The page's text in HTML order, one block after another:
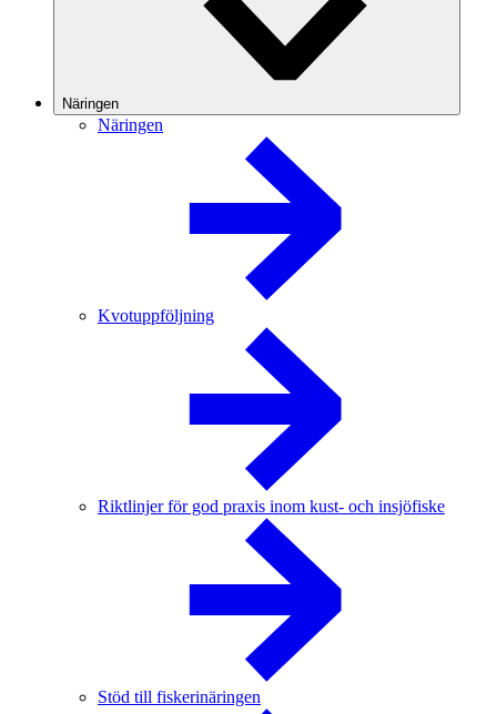
Näringen
Näringen
Kvotuppföljning
Riktlinjer för god praxis inom kust- och insjöfiske
Stöd till fiskerinäringen